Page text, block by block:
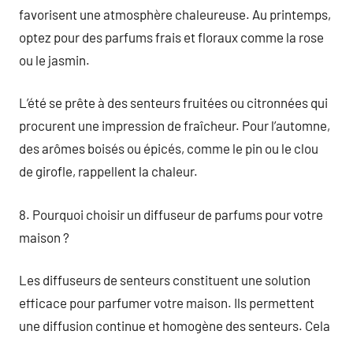
favorisent une atmosphère chaleureuse. Au printemps,
optez pour des parfums frais et floraux comme la rose
ou le jasmin.
L’été se prête à des senteurs fruitées ou citronnées qui
procurent une impression de fraîcheur. Pour l’automne,
des arômes boisés ou épicés, comme le pin ou le clou
de girofle, rappellent la chaleur.
8. Pourquoi choisir un diffuseur de parfums pour votre
maison ?
Les diffuseurs de senteurs constituent une solution
efficace pour parfumer votre maison. Ils permettent
une diffusion continue et homogène des senteurs. Cela